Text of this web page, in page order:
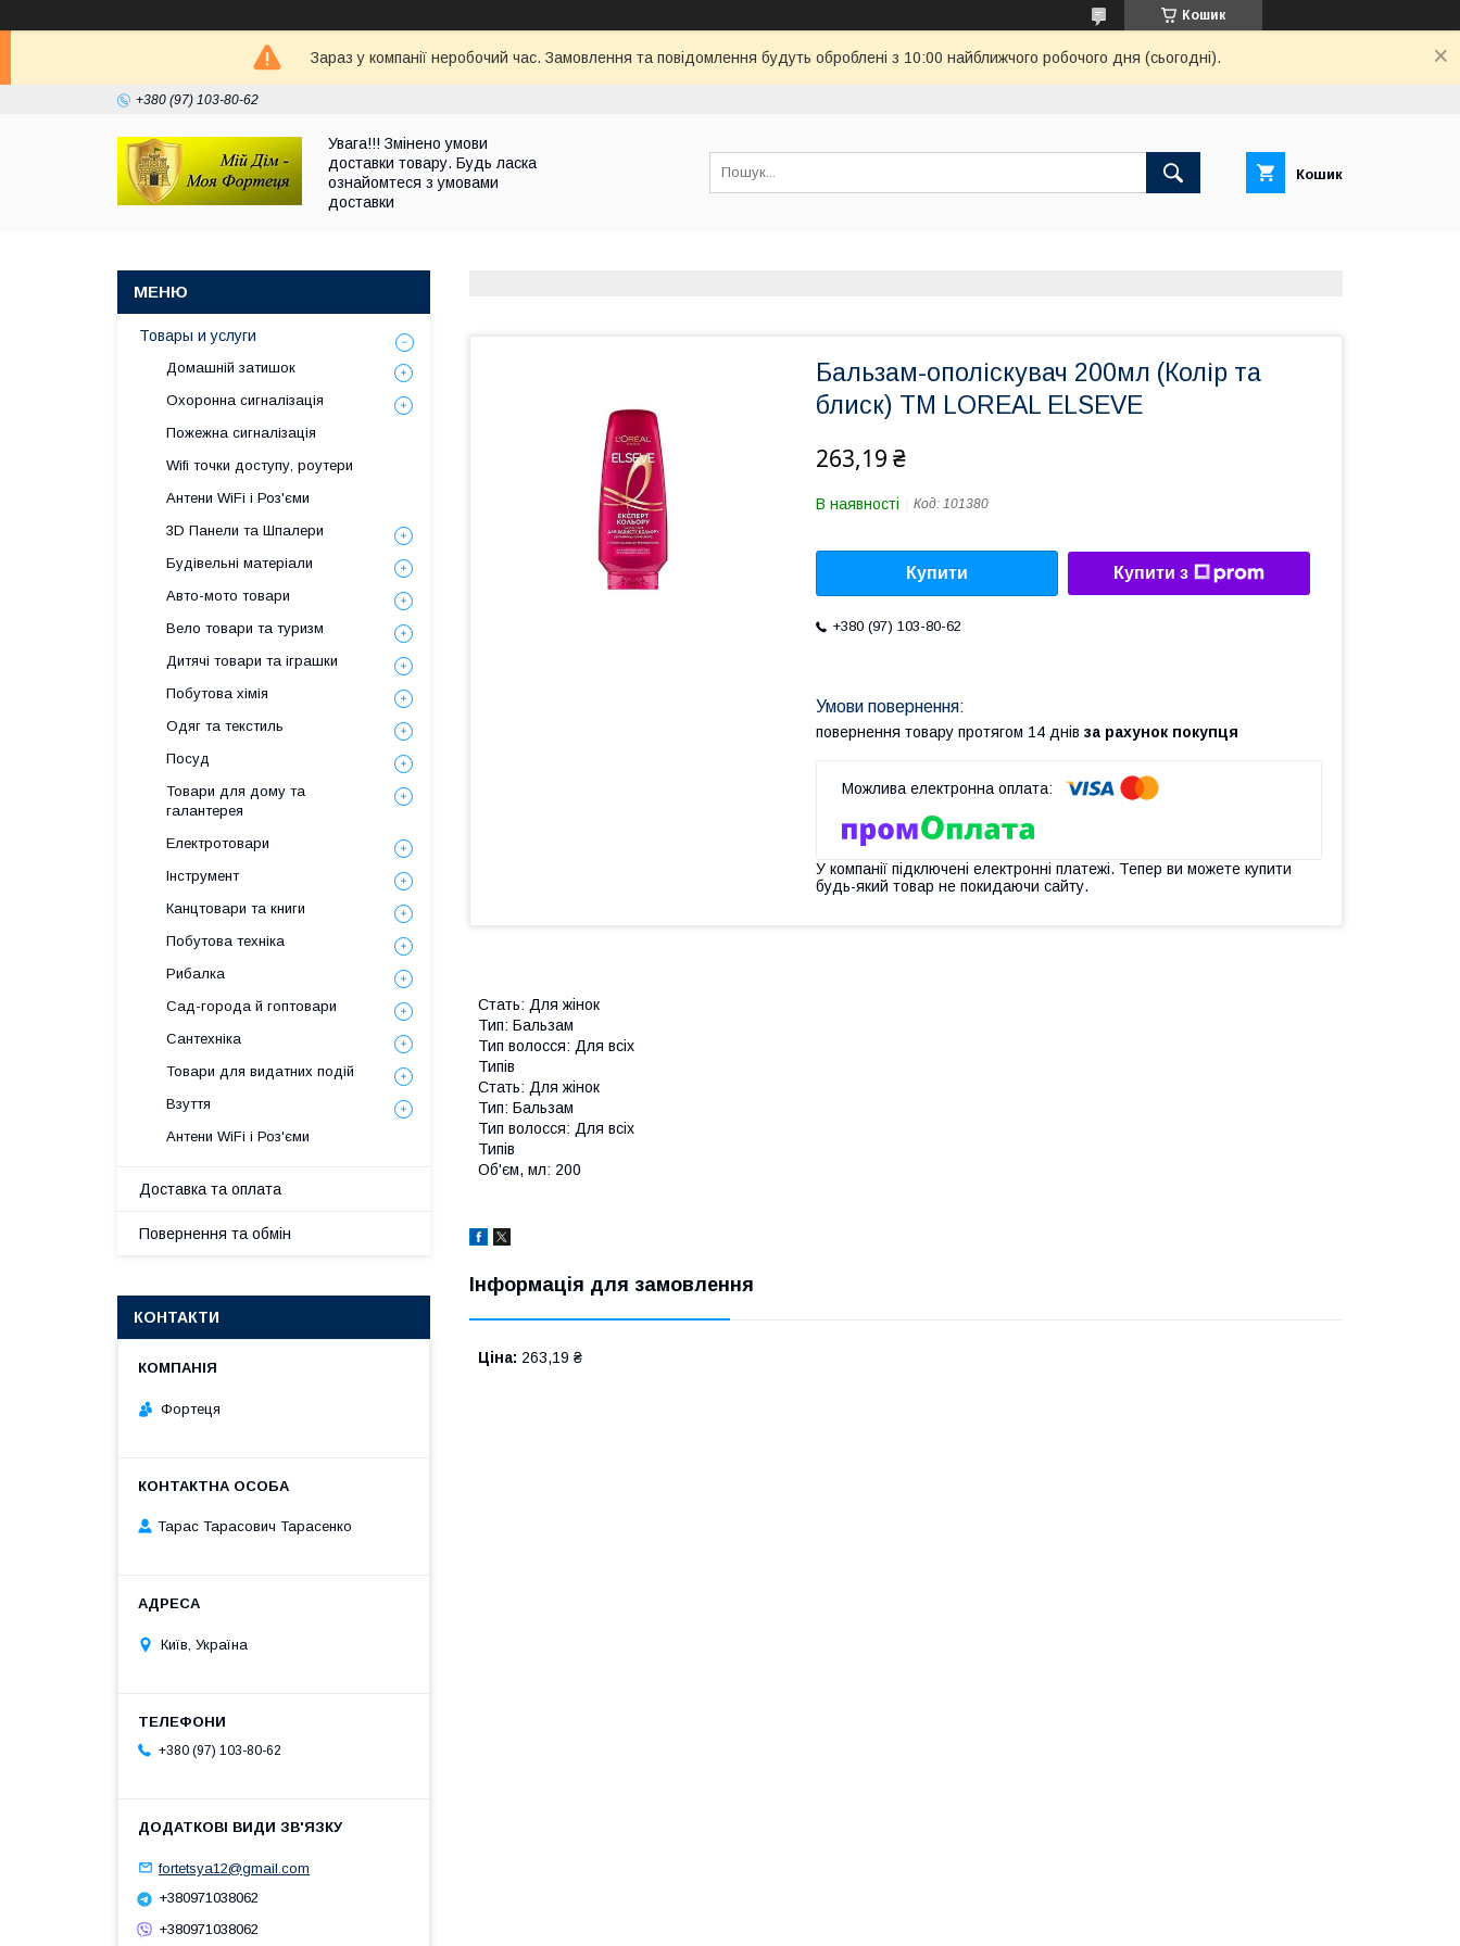
Кошик
Зараз у компанії неробочий час. Замовлення та повідомлення будуть оброблені з 10:00 найближчого робочого дня (сьогодні).
+380 (97) 103-80-62
Увага!!! Змінено умови
доставки товару. Будь ласка
ознайомтеся з умовами
доставки
Кошик
Бальзам-ополіскувач 200мл (Колір та
блиск) ТМ LOREAL ELSEVE
263,19 ₴
В наявності Код: 101380
Купити Купити з
+380 (97) 103-80-62
повернення товару протягом 14 днів за рахунок покупця
У компанії підключені електронні платежі. Тепер ви можете купити
будь-який товар не покидаючи сайту.
Стать: Для жінок
Тип: Бальзам
Тип волосся: Для всіх
Типів
Стать: Для жінок
Тип: Бальзам
Тип волосся: Для всіх
Типів
Об'єм, мл: 200
Інформація для замовлення
Ціна: 263,19 ₴
Товары и услуги
Домашній затишок
Охоронна сигналізація
Пожежна сигналізація
Wifi точки доступу, роутери
Антени WiFi і Роз'єми
3D Панели та Шпалери
Будівельні матеріали
Авто-мото товари
Вело товари та туризм
Дитячі товари та іграшки
Побутова хімія
Одяг та текстиль
Посуд
Товари для дому та
галантерея
Електротовари
Інструмент
Канцтовари та книги
Побутова техніка
Рибалка
Сад-города й гоптовари
Сантехніка
Товари для видатних подій
Взуття
Антени WiFi і Роз'єми
Доставка та оплата
Повернення та обмін
КОНТАКТИ
Фортеця
Тарас Тарасович Тарасенко
Київ, Україна
+380 (97) 103-80-62
fortetsya12@gmail.com
+380971038062
+380971038062